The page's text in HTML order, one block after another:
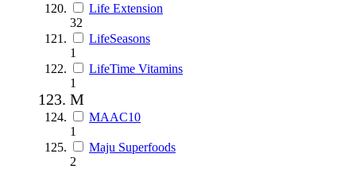
Life Extension
32
LifeSeasons
1
LifeTime Vitamins
1
M
MAAC10
1
Maju Superfoods
2